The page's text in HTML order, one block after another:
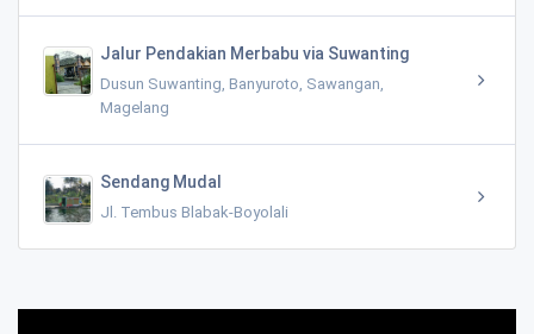
Jalur Pendakian Merbabu via Suwanting
Dusun Suwanting, Banyuroto, Sawangan,
Magelang
Sendang Mudal
Jl. Tembus Blabak-Boyolali